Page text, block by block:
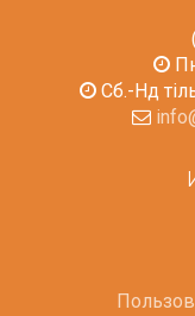
Сб.-Нд